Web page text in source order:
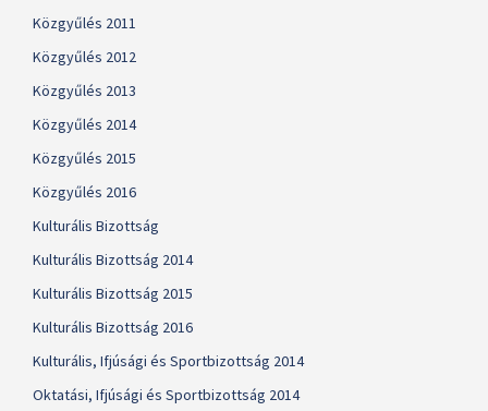
Közgyűlés 2011
Közgyűlés 2012
Közgyűlés 2013
Közgyűlés 2014
Közgyűlés 2015
Közgyűlés 2016
Kulturális Bizottság
Kulturális Bizottság 2014
Kulturális Bizottság 2015
Kulturális Bizottság 2016
Kulturális, Ifjúsági és Sportbizottság 2014
Oktatási, Ifjúsági és Sportbizottság 2014